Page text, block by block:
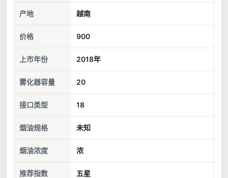
产地 越南
价格 900
上市年份 2018年
雾化器容量 20
接口类型 18
烟油规格 未知
烟油浓度 浓
推荐指数 五星